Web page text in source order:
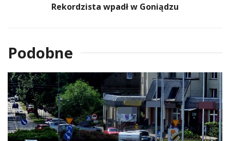
Rekordzista wpadł w Goniądzu
Podobne